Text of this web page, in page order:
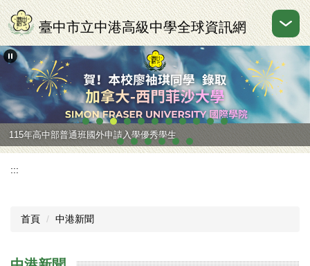
跳
到
主
要
區
臺中市立中港高級中學全球資訊網
115年高中部普通班國外申請入學優秀學生
:::
首頁 中港新聞